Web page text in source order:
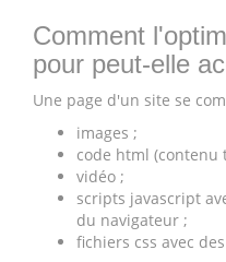
Comment
pour peut-elle
Une page d'un site se
images ;
code html (contenu
vidéo ;
scripts javascript
du navigateur ;
fichiers css avec